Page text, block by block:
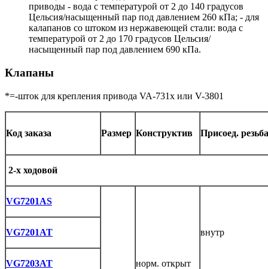
приводы - вода с температурой от 2 до 140 градусов
Цельсия/насыщенный пар под давлением 260 кПа; - для
калапанов со штоком из нержавеющей стали: вода с
температурой от 2 до 170 градусов Цельсия/
насыщенный пар под давлением 690 кПа.
Клапаны
*=-шток для крепления привода VA-731x или V-3801
Код заказа Размер Конструктив Присоед. резьба
2-х ходовой
VG7201AS
норм. открыт
внутр
VG7201AT
VG7203AT